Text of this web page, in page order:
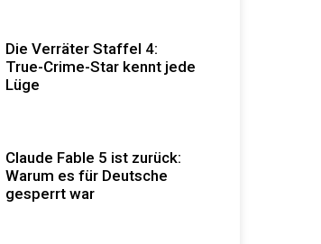
Die Verräter Staffel 4:
True-Crime-Star kennt jede
Lüge
Claude Fable 5 ist zurück:
Warum es für Deutsche
gesperrt war